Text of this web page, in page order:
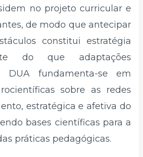
no projeto curricular e
de modo que antecipar
constitui estratégia
do que adaptações
DUA fundamenta-se em
sobre as redes
estratégica e afetiva do
bases científicas para a
práticas pedagógicas.